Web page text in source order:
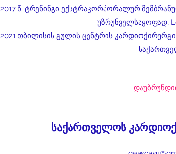
2017 წ. ტრენინგი ექსტრაკორპორალურ
უზრუნველსაყოფად,
2021 თბილისის გულის ცენტრის
საქართველოს